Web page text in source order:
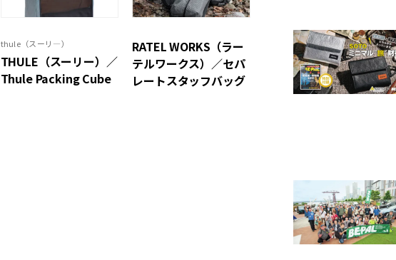
thule（スーリ―）
THULE（スーリー）／
Thule Packing Cube
RATEL WORKS（ラー
テルワークス）／セパ
レートスタッフバッグ